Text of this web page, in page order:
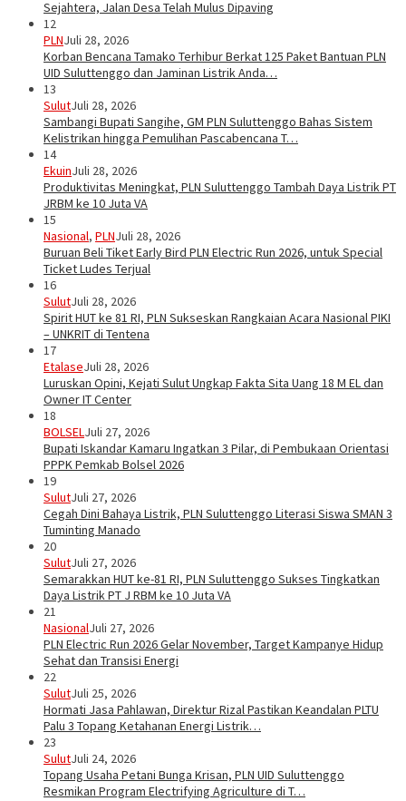
Sejahtera, Jalan Desa Telah Mulus Dipaving
12
PLNJuli 28, 2026
Korban Bencana Tamako Terhibur Berkat 125 Paket Bantuan PLN
UID Suluttenggo dan Jaminan Listrik Anda…
13
SulutJuli 28, 2026
Sambangi Bupati Sangihe, GM PLN Suluttenggo Bahas Sistem
Kelistrikan hingga Pemulihan Pascabencana T…
14
EkuinJuli 28, 2026
Produktivitas Meningkat, PLN Suluttenggo Tambah Daya Listrik PT
JRBM ke 10 Juta VA
15
Nasional, PLNJuli 28, 2026
Buruan Beli Tiket Early Bird PLN Electric Run 2026, untuk Special
Ticket Ludes Terjual
16
SulutJuli 28, 2026
Spirit HUT ke 81 RI, PLN Sukseskan Rangkaian Acara Nasional PIKI
– UNKRIT di Tentena
17
EtalaseJuli 28, 2026
Luruskan Opini, Kejati Sulut Ungkap Fakta Sita Uang 18 M EL dan
Owner IT Center
18
BOLSELJuli 27, 2026
Bupati Iskandar Kamaru Ingatkan 3 Pilar, di Pembukaan Orientasi
PPPK Pemkab Bolsel 2026
19
SulutJuli 27, 2026
Cegah Dini Bahaya Listrik, PLN Suluttenggo Literasi Siswa SMAN 3
Tuminting Manado
20
SulutJuli 27, 2026
Semarakkan HUT ke-81 RI, PLN Suluttenggo Sukses Tingkatkan
Daya Listrik PT J RBM ke 10 Juta VA
21
NasionalJuli 27, 2026
PLN Electric Run 2026 Gelar November, Target Kampanye Hidup
Sehat dan Transisi Energi
22
SulutJuli 25, 2026
Hormati Jasa Pahlawan, Direktur Rizal Pastikan Keandalan PLTU
Palu 3 Topang Ketahanan Energi Listrik…
23
SulutJuli 24, 2026
Topang Usaha Petani Bunga Krisan, PLN UID Suluttenggo
Resmikan Program Electrifying Agriculture di T…